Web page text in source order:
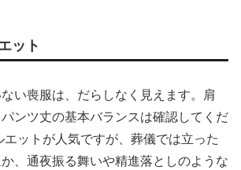
ット
い喪服は、だらしなく見えます。肩
ンツ丈の基本バランスは確認してくだ
エットが人気ですが、葬儀では立った
、通夜振る舞いや精進落としのような